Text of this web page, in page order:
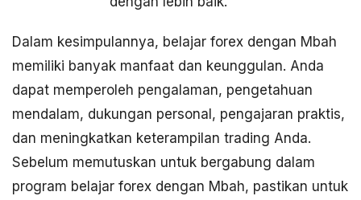
Dalam kesimpulannya, belajar forex dengan Mbah
memiliki banyak manfaat dan keunggulan. Anda
dapat memperoleh pengalaman, pengetahuan
mendalam, dukungan personal, pengajaran praktis,
dan meningkatkan keterampilan trading Anda.
Sebelum memutuskan untuk bergabung dalam
program belajar forex dengan Mbah, pastikan untuk